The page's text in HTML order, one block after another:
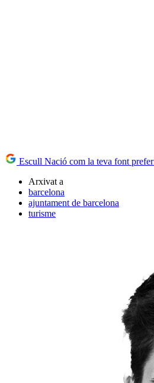
Escull Nació com la teva font
Arxivat a
barcelona
ajuntament de barcelona
turisme